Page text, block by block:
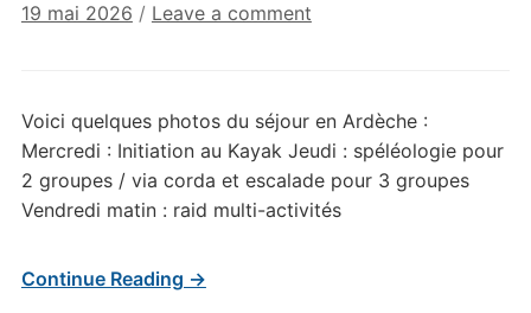
19 mai 2026 / Leave a comment
Voici quelques photos du séjour en Ardèche :
Mercredi : Initiation au Kayak Jeudi : spéléologie pour
2 groupes / via corda et escalade pour 3 groupes
Vendredi matin : raid multi-activités
Continue Reading →